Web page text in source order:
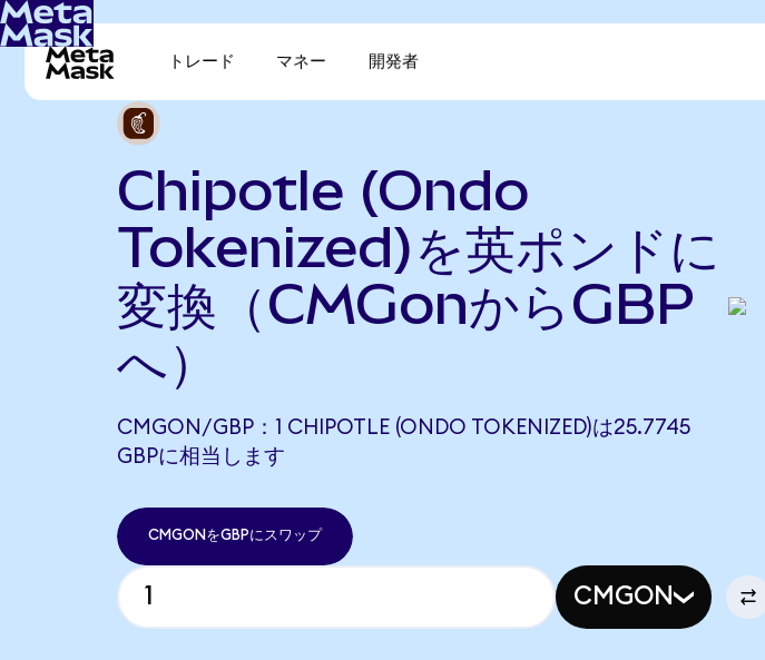
トレード マネー 開発者
Chipotle (Ondo
Tokenized)を英ポンドに
変換（CMGonからGBP
へ）
CMGON/GBP：1 CHIPOTLE (ONDO TOKENIZED)は25.7745
GBPに相当します
CMGONをGBPにスワップ
CMGON